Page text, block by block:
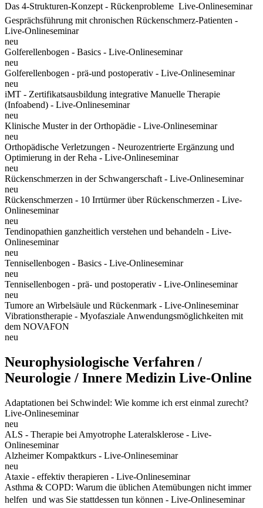
Das 4-Strukturen-Konzept - Rückenprobleme  Live-Onlineseminar
Gesprächsführung mit chronischen Rückenschmerz-Patienten -
Live-Onlineseminar
neu
Golferellenbogen - Basics - Live-Onlineseminar
neu
Golferellenbogen - prä-und postoperativ - Live-Onlineseminar
neu
iMT - Zertifikatsausbildung integrative Manuelle Therapie
(Infoabend) - Live-Onlineseminar
neu
Klinische Muster in der Orthopädie - Live-Onlineseminar
neu
Orthopädische Verletzungen - Neurozentrierte Ergänzung und
Optimierung in der Reha - Live-Onlineseminar
neu
Rückenschmerzen in der Schwangerschaft - Live-Onlineseminar
neu
Rückenschmerzen - 10 Irrtürmer über Rückenschmerzen - Live-
Onlineseminar
neu
Tendinopathien ganzheitlich verstehen und behandeln - Live-
Onlineseminar
neu
Tennisellenbogen - Basics - Live-Onlineseminar
neu
Tennisellenbogen - prä- und postoperativ - Live-Onlineseminar
neu
Tumore an Wirbelsäule und Rückenmark - Live-Onlineseminar
Vibrationstherapie - Myofasziale Anwendungsmöglichkeiten mit
dem NOVAFON
neu
Neurophysiologische Verfahren /
Neurologie / Innere Medizin Live-Online
Adaptationen bei Schwindel: Wie komme ich erst einmal zurecht?
Live-Onlineseminar
neu
ALS - Therapie bei Amyotrophe Lateralsklerose - Live-
Onlineseminar
Alzheimer Kompaktkurs - Live-Onlineseminar
neu
Ataxie - effektiv therapieren - Live-Onlineseminar
Asthma & COPD: Warum die üblichen Atemübungen nicht immer
helfen  und was Sie stattdessen tun können - Live-Onlineseminar